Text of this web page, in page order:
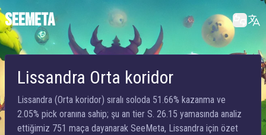
SEEMETA
Lissandra Orta koridor
Lissandra (Orta koridor) sıralı soloda 51.66% kazanma ve
2.05% pick oranına sahip; şu an tier S. 26.15 yamasında analiz
ettiğimiz 751 maça dayanarak SeeMeta, Lissandra için özet